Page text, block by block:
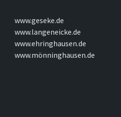
www.geseke.de
www.langeneicke.de
www.ehringhausen.de
www.mönninghausen.de